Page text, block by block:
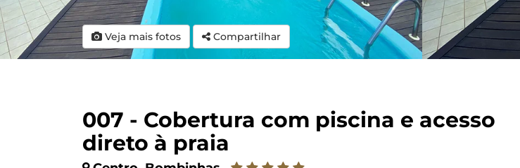
Veja mais fotos Compartilhar
007 - Cobertura com piscina e acesso
direto à praia